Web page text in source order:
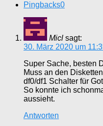
Pingbacks0
Micl sagt:
30. März 2020 um
Super Sache, besten
Muss an den
df0/df1 Schalter für
So konnte ich
aussieht.
Antworten